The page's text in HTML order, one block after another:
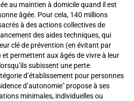
au maintien à domicile quand il est
âgée. Pour cela, 140 millions
à des actions collectives de
des aides techniques, qui
clé de prévention (en évitant par
et permettent aux âgés de vivre à leur
subissent une perte
d’établissement pour personnes
d’autonomie" propose à ses
minimales, individuelles ou